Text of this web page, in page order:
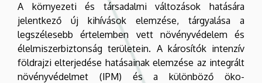
A környezeti és társadalmi változások hatására
jelentkező új kihívások elemzése, tárgyalása a
legszélesebb értelemben vett növényvédelem és
élelmiszerbiztonság területein. A károsítók intenzív
földrajzi elterjedése hatásainak elemzése az integrált
növényvédelmet (IPM) és a különböző öko-